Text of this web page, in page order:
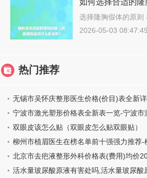
如何选择合适的
择什么形状好）
选择隆胸假体的原则
2026-05-03 08:47:49
热门推荐
无锡市吴怀庆整形医生价格(价目)表全新
宁波市激光塑形价格表全新表一览-宁波市
行情
双眼皮该怎么贴（双眼皮怎么贴双眼贴）
柳州市植眉医生在榜名单前十强强力推荐-
形医生
北京市去疤液整形外科价格表(费用)均价
市去疤液具体费用是多少钱
活水量玻尿酸原液有害处吗,活水量玻尿酸